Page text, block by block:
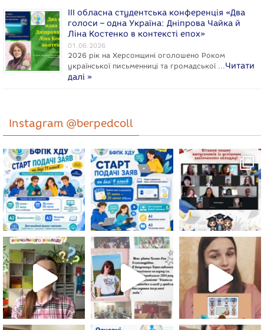
ІІІ обласна студентська конференція «Два
голоси – одна Україна: Дніпрова Чайка й
Ліна Костенко в контексті епох»
01.06.2026
2026 рік на Херсонщині оголошено Роком
укpaїнcької письменниці та громадської … Читати
далі »
Instagram @berpedcoll